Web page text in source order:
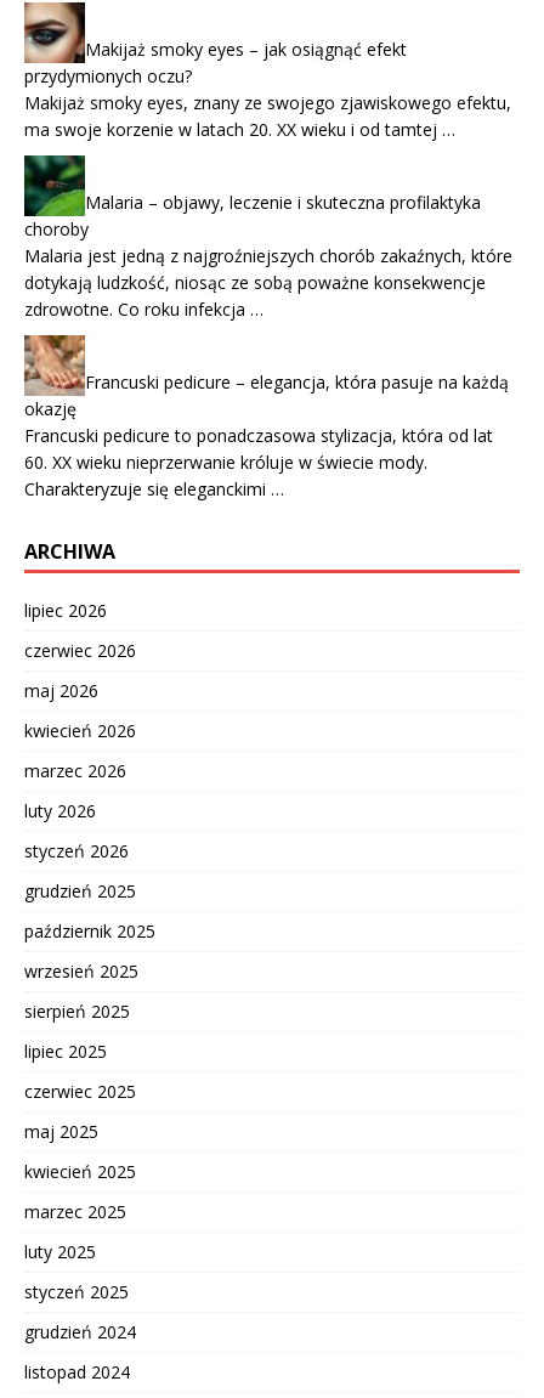
Makijaż smoky eyes – jak osiągnąć efekt
przydymionych oczu?
Makijaż smoky eyes, znany ze swojego zjawiskowego efektu,
ma swoje korzenie w latach 20. XX wieku i od tamtej …
Malaria – objawy, leczenie i skuteczna profilaktyka
choroby
Malaria jest jedną z najgroźniejszych chorób zakaźnych, które
dotykają ludzkość, niosąc ze sobą poważne konsekwencje
zdrowotne. Co roku infekcja …
Francuski pedicure – elegancja, która pasuje na każdą
okazję
Francuski pedicure to ponadczasowa stylizacja, która od lat
60. XX wieku nieprzerwanie króluje w świecie mody.
Charakteryzuje się eleganckimi …
ARCHIWA
lipiec 2026
czerwiec 2026
maj 2026
kwiecień 2026
marzec 2026
luty 2026
styczeń 2026
grudzień 2025
październik 2025
wrzesień 2025
sierpień 2025
lipiec 2025
czerwiec 2025
maj 2025
kwiecień 2025
marzec 2025
luty 2025
styczeń 2025
grudzień 2024
listopad 2024